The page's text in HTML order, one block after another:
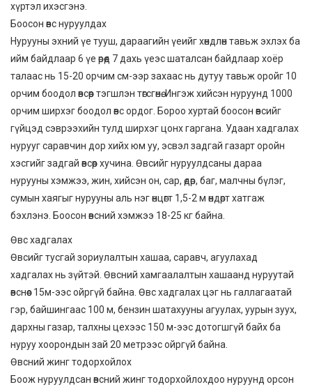
хүртэл ихэсгэнэ.
Боосон өвс нуруулдах
Нурууны эхний үе тууш, дараагийн үеийг хөндлөн тавьж эхлэх ба
ийм байдлаар 6 үе өрөөд 7 дахь үеэс шаталсан байдлаар хоёр
талаас нь 15-20 орчим см-ээр захаас нь дутуу тавьж оройг 10
орчим боодол өвсөөр тэгшлэн төгсгөнө. Ингэж хийсэн нуруунд 1000
орчим ширхэг боодол өвс ордог. Бороо хуртай боосон өвсийг
гүйцэд сэврээхийн тулд ширхэг цонх гаргана. Удаан хадгалах
нурууг саравчин дор хийх юм уу, эсвэл задгай газарт оройн
хэсгийг задгай өвсөөр хучина. Өвсийг нуруулдсаны дараа
нурууны хэмжээ, жин, хийсэн он, сар, өдөр, баг, малчны бүлэг,
сумын хаягыг нурууны аль нэг өнцөгт 1,5-2 м өндөрт хатгаж
бэхлэнэ. Боосон өвсний хэмжээ 18-25 кг байна.
Өвс хадгалах
Өвсийг тусгай зориулалтын хашаа, саравч, агуулахад
хадгалах нь зүйтэй. Өвсний хамгаалалтын хашаанд нуруутай
өвснөөс 15м-ээс ойргүй байна. Өвс хадгалах цэг нь галлагаатай
гэр, байшингаас 100 м, бензин шатахууны агуулах, уурын зуух,
дархны газар, талхны цехээс 150 м-ээс дотогшгүй байх ба
нуруу хоорондын зай 20 метрээс ойргүй байна.
Өвсний жинг тодорхойлох
Боож нуруулдсан өвсний жинг тодорхойлохдоо нуруунд орсон